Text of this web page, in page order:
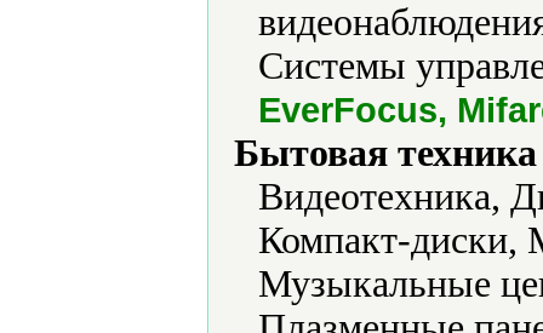
Системы
EverFocus,
Бытовая
Видеотехника,
Компакт-
Музыкальные